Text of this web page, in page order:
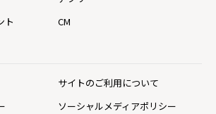
ト
CM
サイトのご利用について
ソーシャルメディアポリシー